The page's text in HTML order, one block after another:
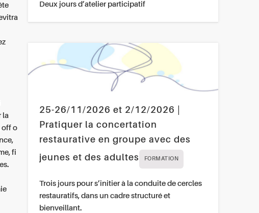
la
off o
fi
Deux jours d’atelier participatif
25-26/11/2026 et 2/12/2026 |
Pratiquer la concertation
restaurative en groupe avec des
jeunes et des adultes
FORMATION
Trois jours pour s’initier à la conduite de cercles
restauratifs, dans un cadre structuré et
bienveillant.